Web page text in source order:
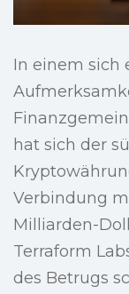
In einem sich
hat sich der
Verbindung
Milliarden-
Terraform
des Betrugs